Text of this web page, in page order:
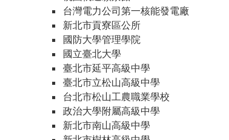
台灣電力公司第一核能發電廠
新北市貢寮區公所
國防大學管理學院
國立臺北大學
臺北市延平高級中學
臺北市立松山高級中學
台北市松山工農職業學校
政治大學附屬高級中學
新北市南山高級中學